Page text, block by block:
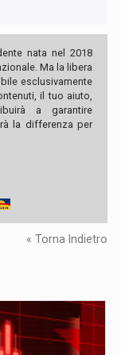
nata nel 2018
Ma la libera
esclusivamente
il tuo aiuto,
a garantire
la differenza per
« Torna Indietro